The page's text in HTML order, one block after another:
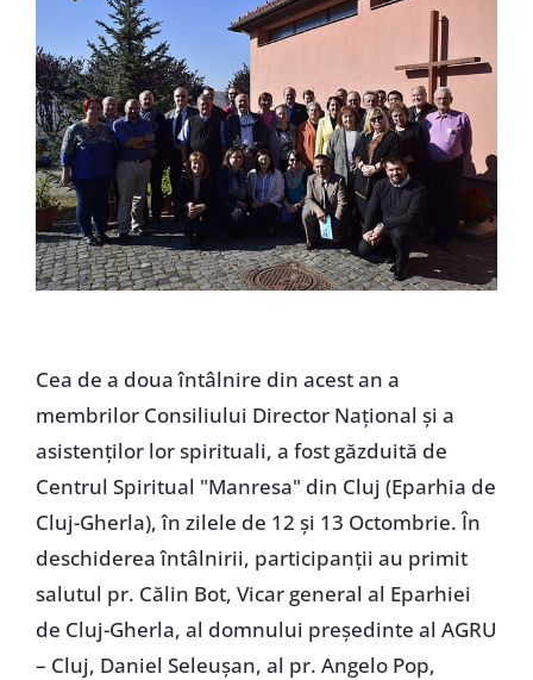
Cea de a doua întâlnire din acest an a
membrilor Consiliului Director Național și a
asistenților lor spirituali, a fost găzduită de
Centrul Spiritual "Manresa" din Cluj (Eparhia de
Cluj-Gherla), în zilele de 12 și 13 Octombrie. În
deschiderea întâlnirii, participanții au primit
salutul pr. Călin Bot, Vicar general al Eparhiei
de Cluj-Gherla, al domnului președinte al AGRU
– Cluj, Daniel Seleușan, al pr. Angelo Pop,